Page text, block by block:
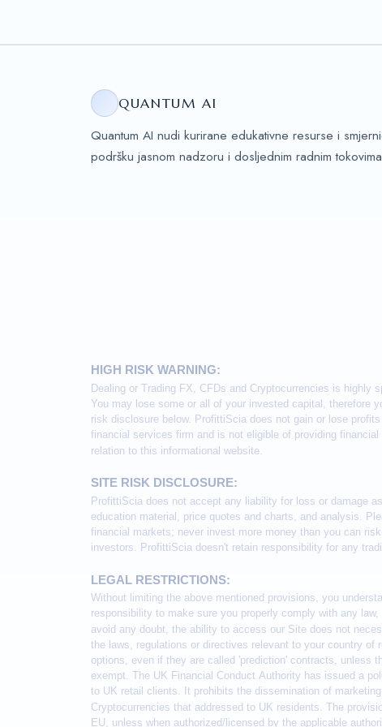
QUANTUM AI
Quantum AI nudi kurirane edukativne resurse i
podršku jasnom nadzoru i dosljednim radnim